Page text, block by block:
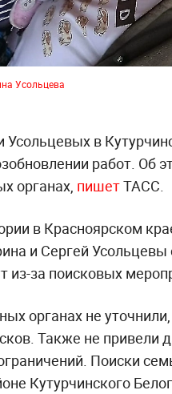
Усольцева
Усольцевых в
работ. Об
органах, пишетТАСС.
в Красноярском
и Сергей
из-за поисковых
органах не
Также не привели
Поиски
Кутурчинского